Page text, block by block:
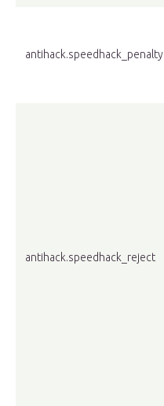
antihack.speedhack_penalty
antihack.speedhack_reject